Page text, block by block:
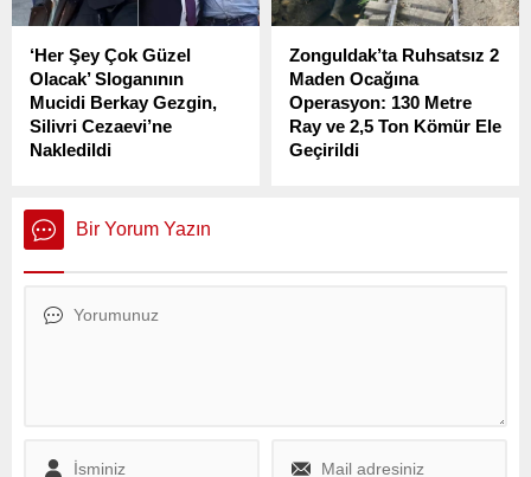
bulunan 5 katlı Saray
panik anları yaşandı.
‘Her Şey Çok Güzel
Olacak’ Sloganının
Mucidi Berkay Gezgin,
Silivri Cezaevi’ne
Nakledildi
Ekrem İmamoğlu’nun 2019
seçimlerinde kullandığı ünlü
“Her şey çok güzel olacak”
Gezgin, geçtiğimiz günlerde
Zonguldak’ta Ruhsatsız 2
Maden Ocağına
Operasyon: 130 Metre
Ray ve 2,5 Ton Kömür Ele
Geçirildi
işletilen 2 maden ocağına
Bir Yorum Yazın